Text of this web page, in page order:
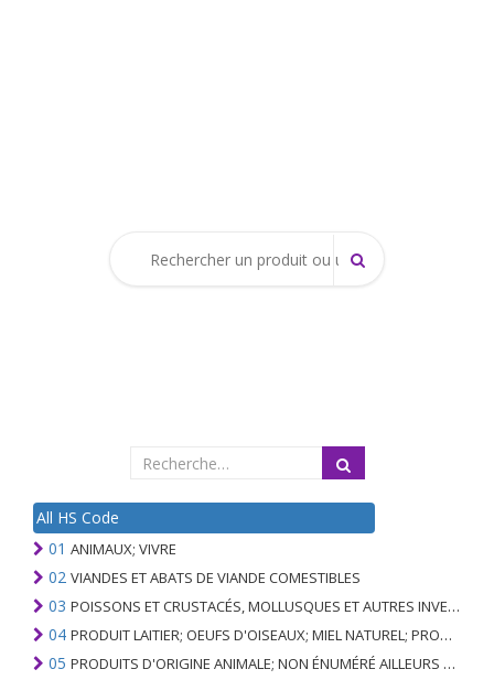
All HS Code
01 ANIMAUX; VIVRE
02 VIANDES ET ABATS DE VIANDE COMESTIBLES
03 POISSONS ET CRUSTACÉS, MOLLUSQUES ET AUTRES INVERTÉBRÉS AQUATIQUES
04 PRODUIT LAITIER; OEUFS D'OISEAUX; MIEL NATUREL; PRODUITS COMESTIBLES D'ORIGINE ANIMALE, NON ÉNUMÉRÉS AILLEURS OU INCLUS
05 PRODUITS D'ORIGINE ANIMALE; NON ÉNUMÉRÉ AILLEURS OU INCLUS